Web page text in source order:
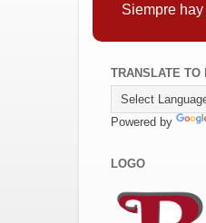
Siempre
¡Periodismo
TRANSLATE TO
Powered by
LOGO